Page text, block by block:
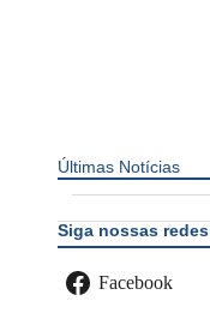
Últimas Notícias
Siga nossas redes
Facebook